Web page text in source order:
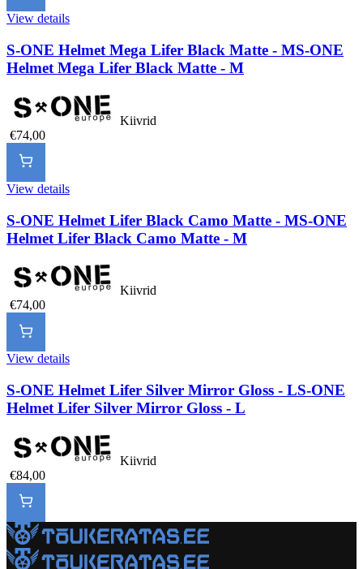
View details
S-ONE Helmet Mega Lifer Black Matte - MS-ONE
Helmet Mega Lifer Black Matte - M
Kiivrid
€74,00
View details
S-ONE Helmet Lifer Black Camo Matte - MS-ONE
Helmet Lifer Black Camo Matte - M
Kiivrid
€74,00
View details
S-ONE Helmet Lifer Silver Mirror Gloss - LS-ONE
Helmet Lifer Silver Mirror Gloss - L
Kiivrid
€84,00